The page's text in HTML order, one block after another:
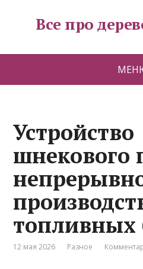
Все про
Устройство
шнекового
топливных
12 мая 2026 Разное